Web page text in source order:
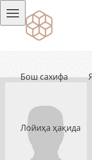
Бош сахифа
Лойиҳа ҳақида